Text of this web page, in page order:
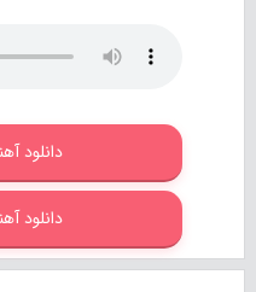
دانلود
دانلود